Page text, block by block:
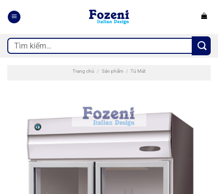
qua
Tìm
kiếm:
Trang chủ / Sản phẩm / Tủ Mát